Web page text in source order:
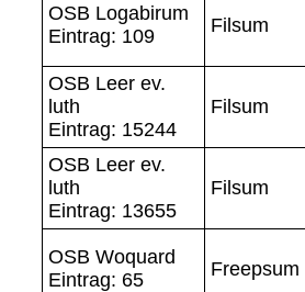
OSB Logabirum
Eintrag: 109
Filsum
OSB Leer ev.
luth
Eintrag: 15244
Filsum
OSB Leer ev.
luth
Eintrag: 13655
Filsum
OSB Woquard
Eintrag: 65
Freepsum